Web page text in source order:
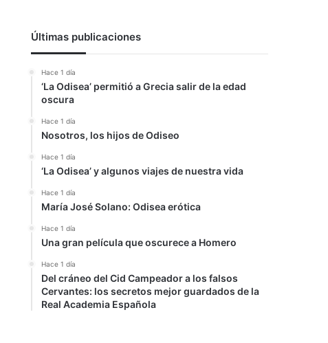
Últimas publicaciones
Hace 1 día
‘La Odisea’ permitió a Grecia salir de la edad
oscura
Hace 1 día
Nosotros, los hijos de Odiseo
Hace 1 día
‘La Odisea’ y algunos viajes de nuestra vida
Hace 1 día
María José Solano: Odisea erótica
Hace 1 día
Una gran película que oscurece a Homero
Hace 1 día
Del cráneo del Cid Campeador a los falsos
Cervantes: los secretos mejor guardados de la
Real Academia Española